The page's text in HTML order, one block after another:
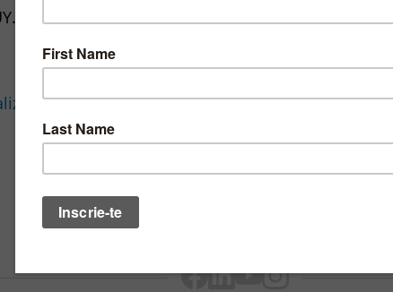
Transgaz 05_07_2014.pdf